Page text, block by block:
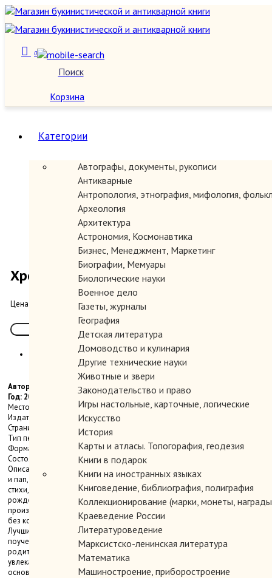
Поиск
0
Корзина
Категории
Автографы, документы, рукописи
Антикварные
Антропология, этнография, мифология,
Археология
Архитектура
Астрономия, Космонавтика
Бизнес, Менеджмент, Маркетинг
Биографии, Мемуары
Биологические науки
Военное дело
Газеты, журналы
География
Детская литература
Домоводство и кулинария
Другие технические науки
Животные и звери
Законодательство и право
Игры настольные, карточные, логические
Искусство
История
Карты и атласы. Топогорафия, геодезия
Книги в подарок
Книги на иностранных языках
Книговедение, библиография, полиграфия
Коллекционирование (марки, монеты,
Краеведение России
Литературоведение
Марксистско-ленинская литература
Математика
Машиностроение, приборостроение
Хрестоматия длч самых маленьких.
Цена: 300.00 руб.
Автор:
Год: 2004
Место издания: М.
Издательство: Арт-Пресс
Страниц: 160 с.
Тип переплета: Твердый
Формат книги: Энциклопедический
Состояние: Очень хорошее.
Описание: В этой хрестоматии, представленной вниманию молодых мам
и пап, собраны колыбельные песни, народные и авторские, а также
стихи, которые лучше всего подходят для чтения детям от самого их
рождения и приблизительно до трех лет. Здесь можно найти
произведения о детях, о животных, о первых нравственных понятиях,
без которых в дальнейшем не сможет обойтись ни один ребенок.
Лучшие детские вещи, собранные в этой книге, поучающие без
поучений, игровые и лирические, веселые и слегка грустные, помогут
родителям не только сделать жизнь их ребенка интересной и
увлекательной, но к тому же мягко и естественно заложат верные
основы его нравственного воспитания.